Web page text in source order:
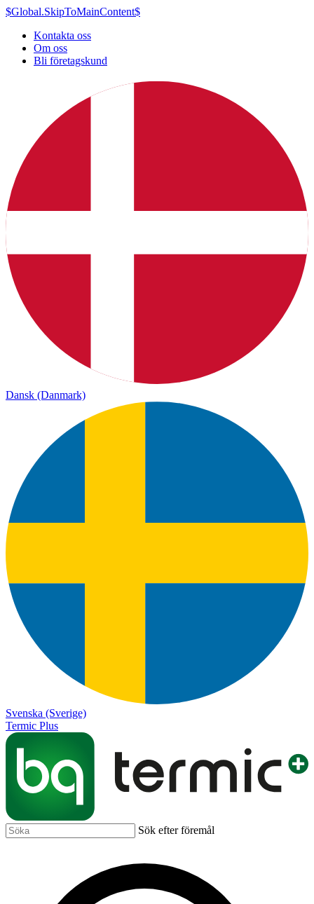
$Global.SkipToMainContent$
Kontakta oss
Om oss
Bli företagskund
Dansk (Danmark)
Svenska (Sverige)
Termic Plus
Sök efter föremål